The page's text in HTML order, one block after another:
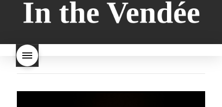
wat is melkbrood
zijn melk
brood en brioche hetzelfde
brood
verkocht
is Beaujolais
Nouveau een fruitige wijn
kooldioxiderijke omgeving.
Nouveau naar? wat is
wanneer is beaujolais dag